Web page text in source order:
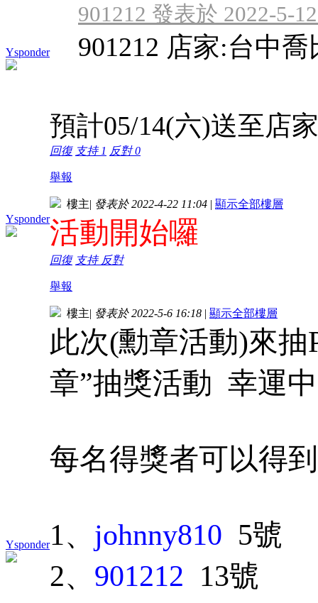
Ysponder
901212 發表於 2022-5-
901212 店家:台中
預計05/14(六)送至店
回復 支持 1 反對0
舉報
Ysponder
樓主| 發表於 2022-4-22 11:04 | 顯示全部樓層
活動開始囉
回復 支持 反對
舉報
Ysponder
樓主| 發表於 2022-5-6 16:18 | 顯示全部樓層
此次(勳章活動)來抽
章”抽獎活動 幸運
每名得獎者可以得到
1、 johnny810 5號
2、 901212 13號